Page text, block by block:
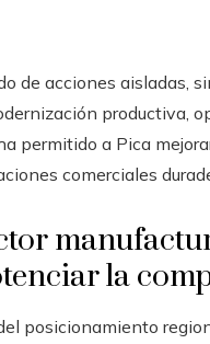
de acciones aisladas,
productiva,
permitido a Pica
comerciales
la
posicionamiento